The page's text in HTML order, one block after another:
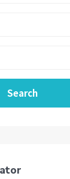
Search